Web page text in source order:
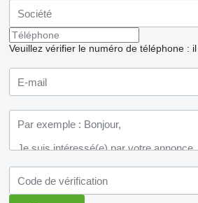
Veuillez vérifier le numéro de téléphone :